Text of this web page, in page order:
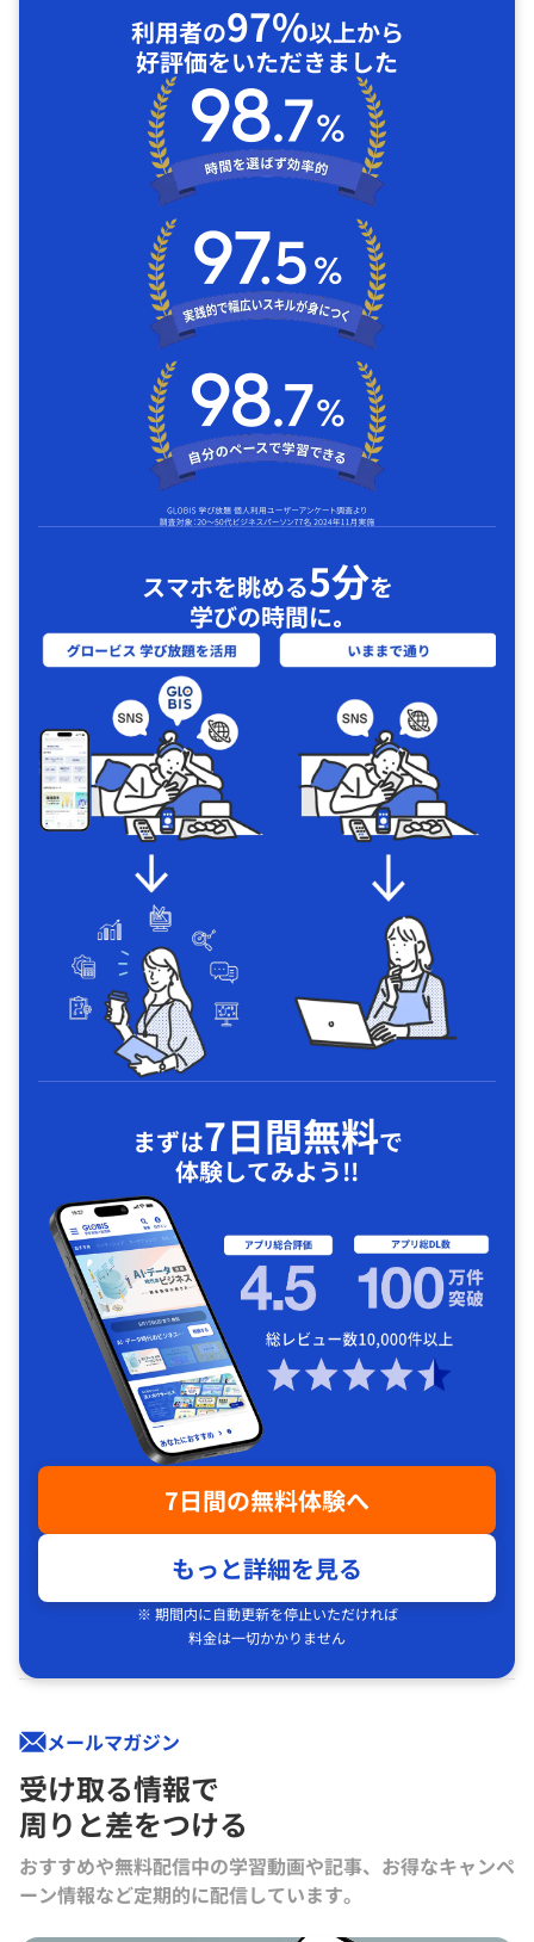
利用者の97%以上から
好評価をいただきました
スマホを眺める5分を
学びの時間に｡
まずは7日間無料で
体験してみよう!!
7日間の無料体験へ
もっと詳細を見る
※ 期間内に自動更新を停止いただければ
料金は一切かかりません
メールマガジン
受け取る情報で
周りと差をつける
おすすめや無料配信中の学習動画や記事、お得なキャンペ
ーン情報など定期的に配信しています。